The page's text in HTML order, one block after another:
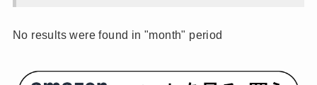
No results were found in "month" period